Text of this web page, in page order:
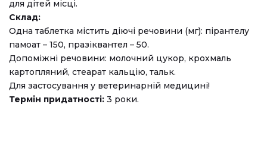
для дітей місці.
Склад:
Одна таблетка містить діючі речовини (мг): пірантелу
памоат – 150, празіквантел – 50.
Допоміжні речовини: молочний цукор, крохмаль
картопляний, стеарат кальцію, тальк.
Для застосування у ветеринарній медицині!
Термін придатності: 3 роки.